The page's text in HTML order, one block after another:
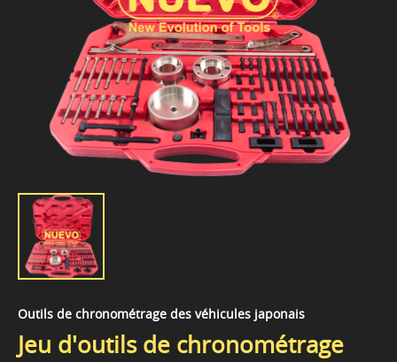
Outils de chronométrage des véhicules japonais
Jeu d'outils de chronométrage